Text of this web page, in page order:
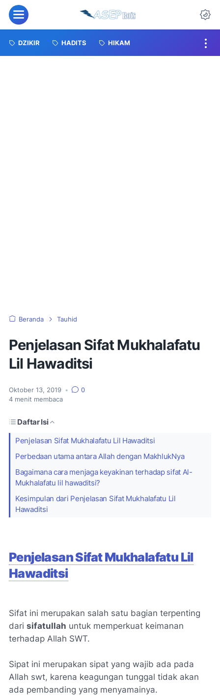
Menu
DZIKIR HADITS HIKAM
Beranda Tauhid
Penjelasan Sifat Mukhalafatu
Lil Hawaditsi
Oktober 13, 2019 •
0
4 menit membaca
Daftar Isi
Penjelasan Sifat Mukhalafatu Lil Hawaditsi
Perbedaan utama antara Allah dengan MakhlukNya
Bagaimana cara menjaga keyakinan terhadap sifat Al-
Mukhalafatu lil hawaditsi?
Kesimpulan dari Penjelasan Sifat Mukhalafatu Lil
Hawaditsi
Penjelasan Sifat Mukhalafatu Lil
Hawaditsi
Sifat ini merupakan salah satu bagian terpenting
dari sifatullah untuk memperkuat keimanan
terhadap Allah SWT.
Sipat ini merupakan sipat yang wajib ada pada
Allah swt, karena keagungan tunggal tidak akan
ada pembanding yang menyamainya.